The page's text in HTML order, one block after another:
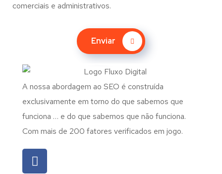
comerciais e administrativos.
Enviar
A nossa abordagem ao SEO é construída
exclusivamente em torno do que sabemos que
funciona … e do que sabemos que não funciona.
Com mais de 200 fatores verificados em jogo.